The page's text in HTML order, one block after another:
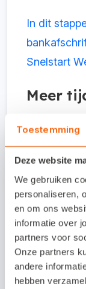
Toestemming
Deze website
We gebruiken
personaliseren,
en om ons
informatie over
partners voor
Onze partners
andere
hebben
In dit
Snelstart
Meer
Gebruik je
Snelstart
sneller
op jouw